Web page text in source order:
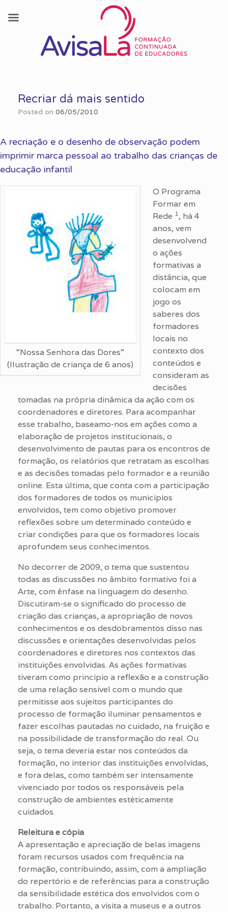
contentRecriar dá mais sentido
Posted on 06/05/2010
A recriação e o desenho de observação podem
imprimir marca pessoal ao trabalho das crianças de
educação infantil
“Nossa Senhora das Dores”
(Ilustração de criança de 6 anos)
O Programa
Formar em
Rede 1 , há 4
anos, vem
desenvolvend
o ações
formativas a
distância, que
colocam em
jogo os
saberes dos
formadores
locais no
contexto dos
conteúdos e
consideram as
decisões
tomadas na própria dinâmica da ação com os
coordenadores e diretores. Para acompanhar
esse trabalho, baseamo-nos em ações como a
elaboração de projetos institucionais, o
desenvolvimento de pautas para os encontros de
formação, os relatórios que retratam as escolhas
e as decisões tomadas pelo formador e a reunião
online. Esta última, que conta com a participação
dos formadores de todos os municípios
envolvidos, tem como objetivo promover
reflexões sobre um determinado conteúdo e
criar condições para que os formadores locais
aprofundem seus conhecimentos.
No decorrer de 2009, o tema que sustentou
todas as discussões no âmbito formativo foi a
Arte, com ênfase na linguagem do desenho.
Discutiram-se o significado do processo de
criação das crianças, a apropriação de novos
conhecimentos e os desdobramentos disso nas
discussões e orientações desenvolvidas pelos
coordenadores e diretores nos contextos das
instituições envolvidas. As ações formativas
tiveram como princípio a reflexão e a construção
de uma relação sensível com o mundo que
permitisse aos sujeitos participantes do
processo de formação iluminar pensamentos e
fazer escolhas pautadas no cuidado, na fruição e
na possibilidade de transformação do real. Ou
seja, o tema deveria estar nos conteúdos da
formação, no interior das instituições envolvidas,
e fora delas, como também ser intensamente
vivenciado por todos os responsáveis pela
construção de ambientes estéticamente
cuidados.
Releitura e cópia
A apresentação e apreciação de belas imagens
foram recursos usados com frequência na
formação, contribuindo, assim, com a ampliação
do repertório e de referências para a construção
da sensibilidade estética dos envolvidos com o
trabalho. Portanto, a visita a museus e a outros